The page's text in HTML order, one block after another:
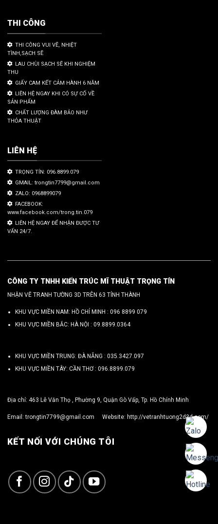
THI CÔNG
THI CÔNG VUI VẼ, NHIỆT
TÌNH,SẠCH SẼ
LAU CHÙI SẠCH SẼ KHI NGHIỆM
THU
GIẤY CAM KẾT CẢM HÀNH 6 NĂM
LIÊN HỆ NGAY KHI CÓ SỰ CỐ VỀ
SẢN PHẨM
CHẤT LƯỢNG ĐÀM BẢO NHƯ
THỎA THUẬT
LIÊN HỆ
TRỌNG TÍN: 096.8899.079
GMAIL: trongtin7799@gmail.com
ZALO: 0968899079
FACEBOOK:
www.facebook.com/trong.tin.079
LIÊN HỆ NGAY ĐỂ NHẬN ĐƯỢC TƯ
VẤN 24/7.
CÔNG TY TNHH KIẾN TRÚC MĨ THUẬT TRỌNG TÍN
NHẬN VẼ TRANH TƯỜNG 3D TRÊN 63 TỈNH THÀNH
KHU VỰC MIỀN NAM: HỒ CHÍ MINH : 096 8899 079
KHU VỰC MIỀN BẮC: HÀ NỘI : 09.8899.0364
KHU VỰC MIỀN TRUNG: ĐÀ NẴNG : 035.3427.097
KHU VỰC MIỀN TÂY: CẦN THƠ : 096.8899.079
Địa chỉ: 463 Lê Văn Thọ , Phường 9, Quận Gò Vấp, Tp. Hồ Chính Minh
Email:trongtin7799@gmail.com Website: http://vetranhtuong2d3d.com/
KẾT NỐI VỚI CHÚNG TÔI